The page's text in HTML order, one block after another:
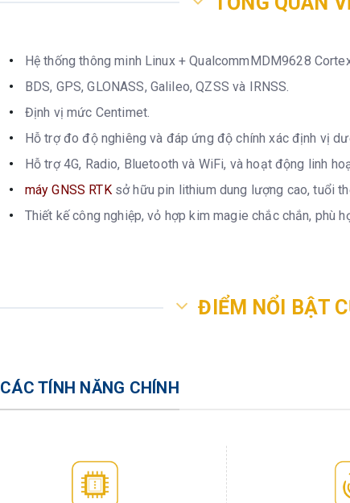
Hệ thống thông minh Linux + QualcommMDM9628
BDS, GPS, GLONASS, Galileo, QZSS và IRNSS.
Định vị mức Centimet.
Hỗ trợ đo độ nghiêng và đáp ứng độ chính xác định vị
Hỗ trợ 4G, Radio, Bluetooth và WiFi, và hoạt động linh
máy GNSS RTKsở hữu pin lithium dung lượng cao, tuổi
Thiết kế công nghiệp, vỏ hợp kim magie chắc chắn, phù
ĐIỂM NỔI BẬT
CÁC TÍNH NĂNG CHÍNH